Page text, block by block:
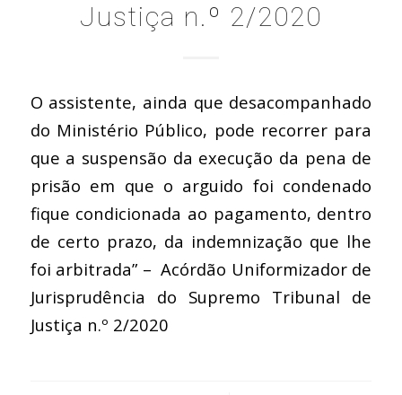
Justiça n.º 2/2020
O assistente, ainda que desacompanhado
do Ministério Público, pode recorrer para
que a suspensão da execução da pena de
prisão em que o arguido foi condenado
fique condicionada ao pagamento, dentro
de certo prazo, da indemnização que lhe
foi arbitrada” –Acórdão Uniformizador de
Jurisprudência do Supremo Tribunal de
Justiça n.º 2/2020